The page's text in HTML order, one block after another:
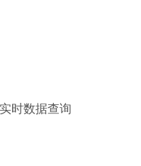
时数据查询